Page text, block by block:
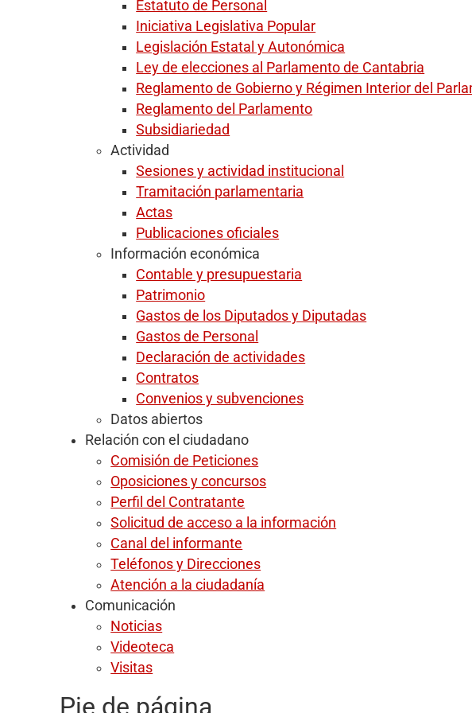
Estatuto de Personal
Iniciativa Legislativa Popular
Legislación Estatal y Autonómica
Ley de elecciones al Parlamento de Cantabria
Reglamento de Gobierno y Régimen Interior del
Reglamento del Parlamento
Subsidiariedad
Actividad
Sesiones y actividad institucional
Tramitación parlamentaria
Actas
Publicaciones oficiales
Información económica
Contable y presupuestaria
Patrimonio
Gastos de los Diputados y Diputadas
Gastos de Personal
Declaración de actividades
Contratos
Convenios y subvenciones
Datos abiertos
Relación con el ciudadano
Comisión de Peticiones
Oposiciones y concursos
Perfil del Contratante
Solicitud de acceso a la información
Canal del informante
Teléfonos y Direcciones
Atención a la ciudadanía
Comunicación
Noticias
Videoteca
Visitas